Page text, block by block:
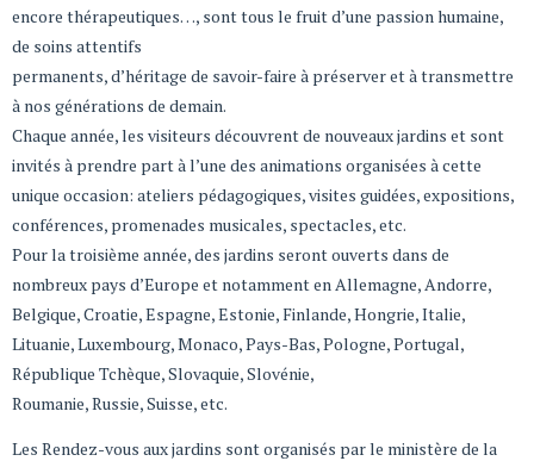
encore thérapeutiques…, sont tous le fruit d’une passion humaine,
de soins attentifs
permanents, d’héritage de savoir-faire à préserver et à transmettre
à nos générations de demain.
Chaque année, les visiteurs découvrent de nouveaux jardins et sont
invités à prendre part à l’une des animations organisées à cette
unique occasion: ateliers pédagogiques, visites guidées, expositions,
conférences, promenades musicales, spectacles, etc.
Pour la troisième année, des jardins seront ouverts dans de
nombreux pays d’Europe et notamment en Allemagne, Andorre,
Belgique, Croatie, Espagne, Estonie, Finlande, Hongrie, Italie,
Lituanie, Luxembourg, Monaco, Pays-Bas, Pologne, Portugal,
République Tchèque, Slovaquie, Slovénie,
Roumanie, Russie, Suisse, etc.
Les Rendez-vous aux jardins sont organisés par le ministère de la